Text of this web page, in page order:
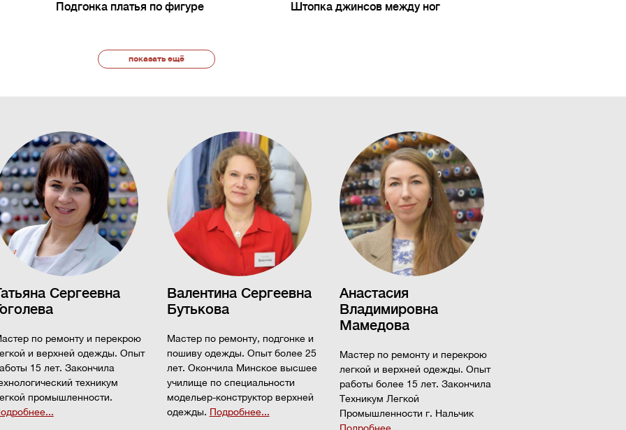
Подгонка платья по фигуре Штопка джинсов между ног
показать ещё
Сергеевна
по ремонту и перекрою
и верхней одежды. Опыт
15 лет. Закончила
техникум
промышленности.
Валентина Сергеевна
Бутькова
Мастер по ремонту, подгонке и
пошиву одежды. Опыт более 25
лет. Окончила Минское высшее
училище по специальности
модельер-конструктор верхней
одежды. Подробнее...
Анастасия
Владимировна
Мамедова
Мастер по ремонту и перекрою
легкой и верхней одежды. Опыт
работы более 15 лет. Закончила
Техникум Легкой
Промышленности г. Нальчик